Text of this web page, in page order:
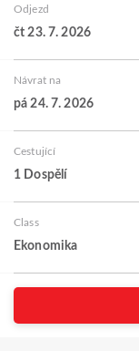
Odjezd
čt 23. 7. 2026
Návrat na
pá 24. 7. 2026
Cestující
1 Dospělí
Class
Ekonomika